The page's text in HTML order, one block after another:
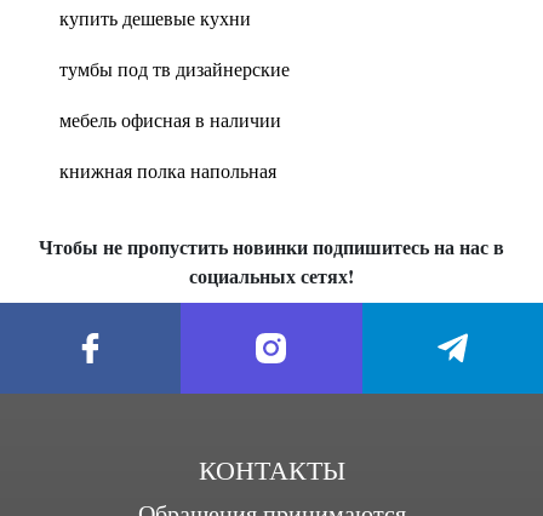
купить дешевые кухни
тумбы под тв дизайнерские
мебель офисная в наличии
книжная полка напольная
Чтобы не пропустить новинки подпишитесь на нас в
социальных сетях!
КОНТАКТЫ